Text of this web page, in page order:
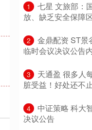
1
七星 文旅部：
放、缺乏安全保障
2
金鼎配资 ST景
临时会议决议公告
3
天通盈 很多人
脏受益！好处还不
4
中证策略 科大
决议公告